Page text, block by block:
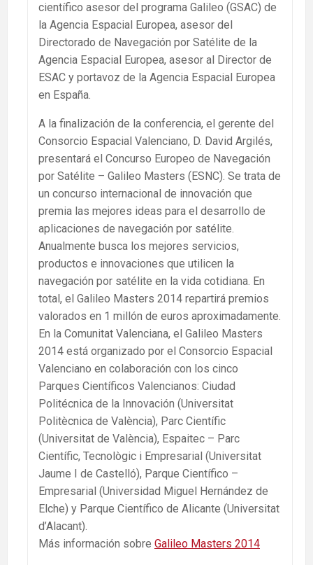
científico asesor del programa Galileo (GSAC) de
la Agencia Espacial Europea, asesor del
Directorado de Navegación por Satélite de la
Agencia Espacial Europea, asesor al Director de
ESAC y portavoz de la Agencia Espacial Europea
en España.
A la finalización de la conferencia, el gerente del
Consorcio Espacial Valenciano, D. David Argilés,
presentará el Concurso Europeo de Navegación
por Satélite – Galileo Masters (ESNC). Se trata de
un concurso internacional de innovación que
premia las mejores ideas para el desarrollo de
aplicaciones de navegación por satélite.
Anualmente busca los mejores servicios,
productos e innovaciones que utilicen la
navegación por satélite en la vida cotidiana. En
total, el Galileo Masters 2014 repartirá premios
valorados en 1 millón de euros aproximadamente.
En la Comunitat Valenciana, el Galileo Masters
2014 está organizado por el Consorcio Espacial
Valenciano en colaboración con los cinco
Parques Científicos Valencianos: Ciudad
Politécnica de la Innovación (Universitat
Politècnica de València), Parc Científic
(Universitat de València), Espaitec – Parc
Científic, Tecnològic i Empresarial (Universitat
Jaume I de Castelló), Parque Científico –
Empresarial (Universidad Miguel Hernández de
Elche) y Parque Científico de Alicante (Universitat
d’Alacant).
Más información sobre Galileo Masters 2014